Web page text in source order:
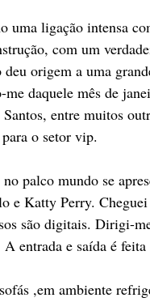
uma ligação intensa
com um
deu origem a uma
daquele mês de
entre muitos
o setor vip.
palco mundo se
e Katty Perry.
são digitais. Dirigi-
A entrada e saída é
,em ambiente